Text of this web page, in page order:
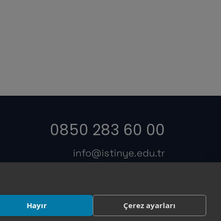
Hayır Çerez ayarları
0850 283 60 00
info@istinye.edu.tr